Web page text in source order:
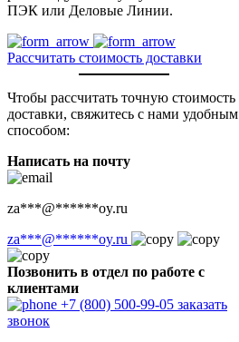
ПЭК или Деловые Линии.
Рассчитать стоимость доставки
Чтобы рассчитать точную стоимость
доставки, свяжитесь с нами удобным
способом:
Написать на почту
za***@******oy.ru
za***@******oy.ru
Позвонить в отдел по работе с
клиентами
+7 (800) 500-99-05 заказать
звонок